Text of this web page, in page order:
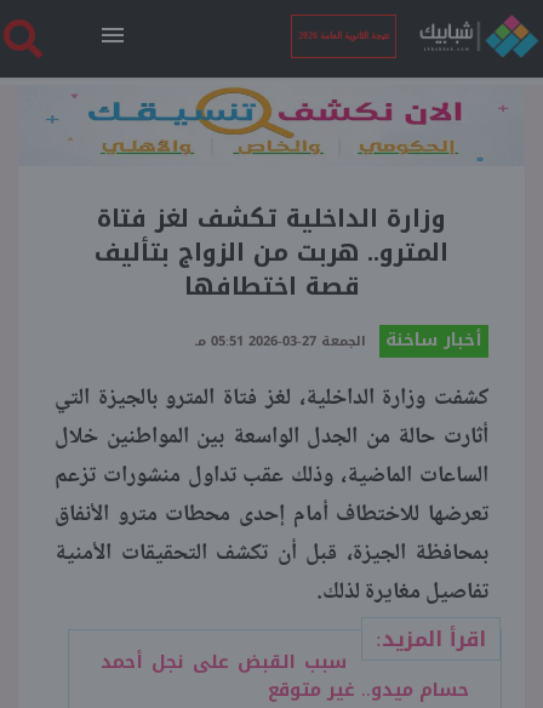
نتيجة الثانوية العامة 2026
الرئيسية
نتيجة الثانوية العامة 2026
أخبار ساخنة
بوابة الطلبة
ملفات
وزارة الداخلية تكشف لغز فتاة
المترو.. هربت من الزواج بتأليف
قصة اختطافها
أخبار ساخنة الجمعة 27-03-2026 05:51 مـ
كشفت وزارة الداخلية، لغز فتاة المترو بالجيزة التي
أثارت حالة من الجدل الواسعة بين المواطنين خلال
الساعات الماضية، وذلك عقب تداول منشورات تزعم
تعرضها للاختطاف أمام إحدى محطات مترو الأنفاق
بمحافظة الجيزة، قبل أن تكشف التحقيقات الأمنية
تفاصيل مغايرة لذلك.
اقرأ المزيد:
سبب القبض على نجل أحمد
حسام ميدو.. غير متوقع